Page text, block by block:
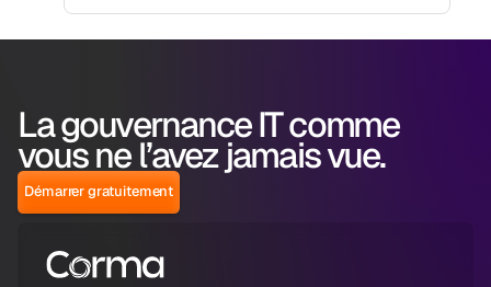
La gouvernance IT comme
vous ne l’avez jamais vue.
Démarrer gratuitement